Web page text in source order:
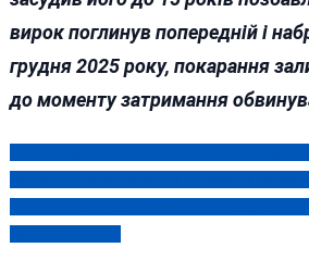
вирок поглинув попередній і
грудня 2025 року, покарання
до моменту затримання
Навігація
записів